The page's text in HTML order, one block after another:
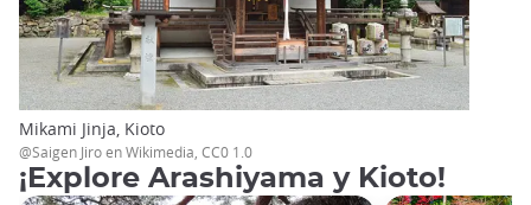
Mikami Jinja, Kioto
@Saigen Jiro en Wikimedia, CC0 1.0
¡Explore Arashiyama y Kioto!